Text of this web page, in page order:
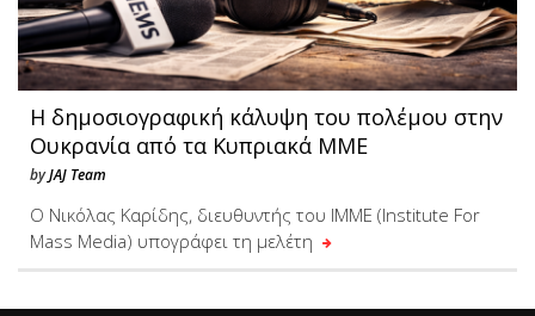
Η δημοσιογραφική κάλυψη του πολέμου στην
Ουκρανία από τα Κυπριακά ΜΜΕ
byJAJ Team
Ο Νικόλας Καρίδης, διευθυντής του ΙMME (Institute For
Mass Media) υπογράφει τη μελέτη